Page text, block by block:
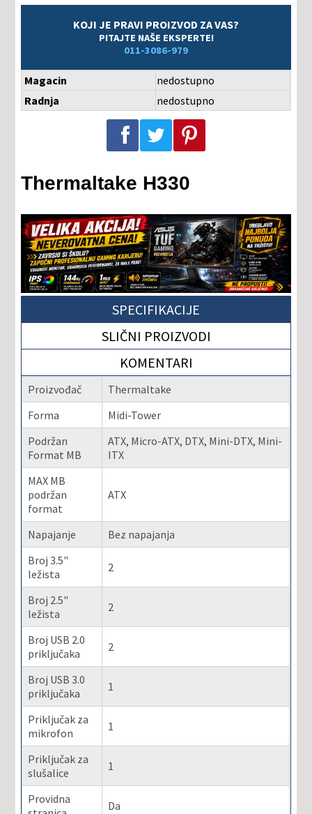
KOJI JE PRAVI PROIZVOD ZA VAS?
PITAJTE NAŠE EKSPERTE!
011-3086-979
Magacin
nedostupno
Radnja
nedostupno
Podeli na Facebook-u Podeli na Twitter-u Podeli na Pinterest-u
Thermaltake H330
SPECIFIKACIJE
SLIČNI PROIZVODI
KOMENTARI
Proizvođač
Thermaltake
Forma
Midi-Tower
Podržan
Format MB
ATX, Micro-ATX, DTX, Mini-DTX, Mini-
ITX
MAX MB
podržan
format
ATX
Napajanje
Bez napajanja
Broj 3.5"
ležista
2
Broj 2.5"
ležista
2
Broj USB 2.0
priključaka
2
Broj USB 3.0
priključaka
1
Priključak za
mikrofon
1
Priključak za
slušalice
1
Providna
Da